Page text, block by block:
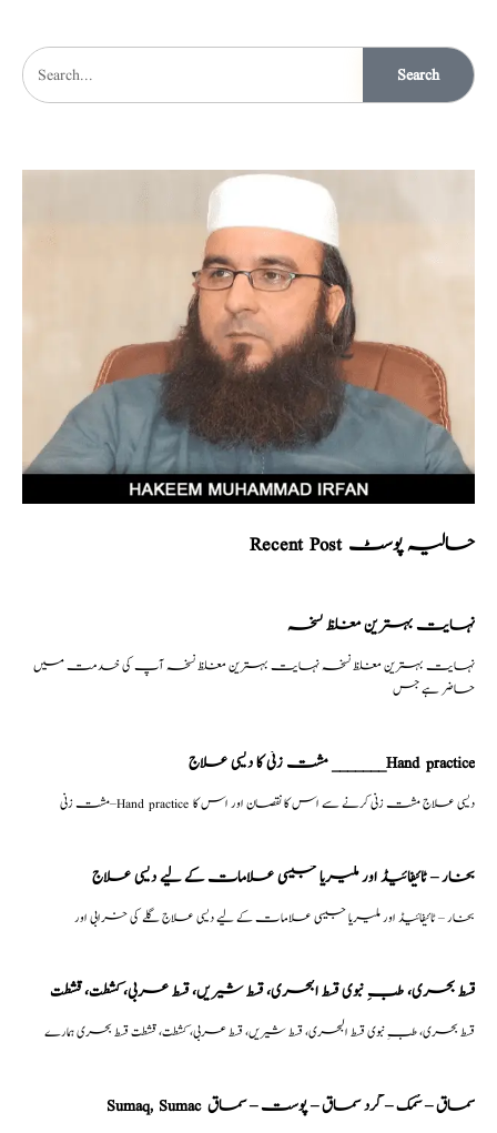
Search
Recent Post حالیہ پوسٹ
نہایت بہترین مغلظ نسخہ
نہایت بہترین مغلظ نسخہ نہایت بہترین مغلظ نسخہ آپ کی خدمت میں
حاضر ہے جس
مشت زنی کا دیسی علاج _______Hand practice
مشت زنی–Hand practice دیسی علاج مشت زنی کرنے سے اس کا نقصان اور اس کا
بخار – ٹائیفائیڈ اور ملیریا جیسی علامات کے لیے دیسی علاج
بخار – ٹائیفائیڈ اور ملیریا جیسی علامات کے لیے دیسی علاج گلے کی خرابی اور
قسط بحری، طبِ نبوی قسط البحری، قسط شیریں، قسط عربی، كشطت، قشطت
قسط بحری، طبِ نبوی قسط البحری، قسط شیریں، قسط عربی، كشطت، قشطت قسط بحری ہمارے
Sumaq, Sumac سماق – سُمک – گرد سماق – پوست – سماق